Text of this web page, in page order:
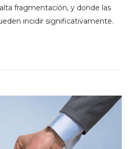
fragmentación, y donde las
incidir significativamente.